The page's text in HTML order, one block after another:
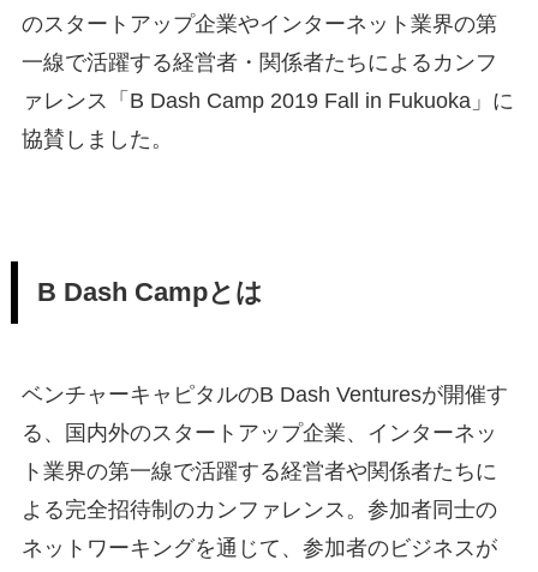
のスタートアップ企業やインターネット業界の第
一線で活躍する経営者・関係者たちによるカンフ
ァレンス「B Dash Camp 2019 Fall in Fukuoka」に
協賛しました。
B Dash Campとは
ベンチャーキャピタルのB Dash Venturesが開催す
る、国内外のスタートアップ企業、インターネッ
ト業界の第一線で活躍する経営者や関係者たちに
よる完全招待制のカンファレンス。参加者同士の
ネットワーキングを通じて、参加者のビジネスが